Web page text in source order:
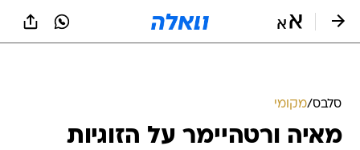
סלבס/מקומי
מאיה ורטהיימר על הזוגיות